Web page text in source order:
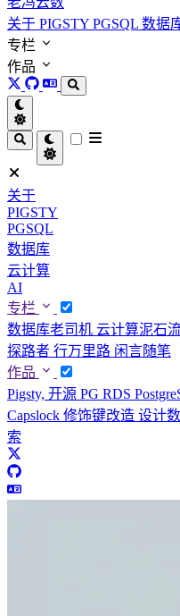
关于 PIGSTY PGSQL 数据
专栏
作品
关于
PIGSTY
PGSQL
数据库
云计算
AI
专栏
数据库老司机 云计算泥石
探路者 行万里路 闲言随笔
作品
Pigsty, 开源 PG RDS
Capslock 修饰键改造 设计
索